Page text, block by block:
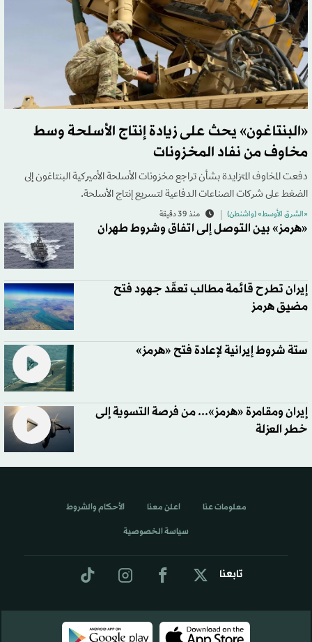
«البنتاغون» يحث على زيادة إنتاج الأسلحة وسط
مخاوف من نفاد المخزونات
دفعت المخاوف المتزايدة بشأن تراجع مخزونات الأسلحة الأميركية البنتاغون إلى
الضغط على شركات الصناعات الدفاعية لتسريع إنتاج الأسلحة.
«الشرق الأوسط» (واشنطن) منذ 39 دقيقة
«هرمز» بين التوصل إلى اتفاق وشروط طهران
إيران تطرح قائمة مطالب تعقّد جهود فتح
مضيق هرمز
ستة شروط إيرانية لإعادة فتح «هرمز»
إيران ومقامرة «هرمز»... من فرصة التسوية إلى
خطر العزلة
تابعنا
معلومات عنا اعلن معنا الأحكام والشروط
سياسة الخصوصية